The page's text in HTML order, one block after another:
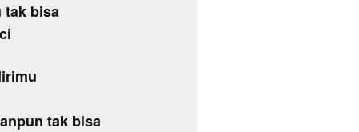
tak bisa
tak bisa